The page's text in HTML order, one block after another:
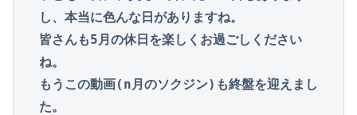
し、本当に色んな日がありますね。
皆さんも5月の休日を楽しくお過ごしください
ね。
もうこの動画(n月のソクジン)も終盤を迎えまし
た。